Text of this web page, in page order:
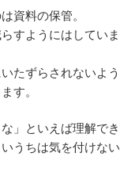
資料の保管。
すようにはしてい
たずらされないよ
す。
」といえば理解で
うちは気を付けない